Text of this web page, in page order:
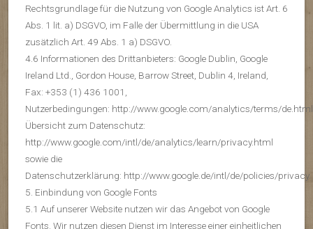
Rechtsgrundlage für die Nutzung von Google Analytics ist Art. 6
Abs. 1 lit. a) DSGVO, im Falle der Übermittlung in die USA
zusätzlich Art. 49 Abs. 1 a) DSGVO.
4.6 Informationen des Drittanbieters: Google Dublin, Google
Ireland Ltd., Gordon House, Barrow Street, Dublin 4, Ireland,
Fax: +353 (1) 436 1001,
Nutzerbedingungen: http://www.google.com/analytics/terms/
Übersicht zum Datenschutz:
http://www.google.com/intl/de/analytics/learn/privacy.html
sowie die
Datenschutzerklärung: http://www.google.de/intl/de/policies/privacy.
5. Einbindung von Google Fonts
5.1 Auf unserer Website nutzen wir das Angebot von Google
Fonts. Wir nutzen diesen Dienst im Interesse einer einheitlichen